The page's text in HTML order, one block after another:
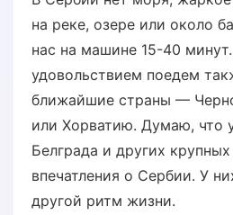
на реке, озере или около
нас на машине 15-40
удовольствием поедем
ближайшие страны —
или Хорватию. Думаю, что
Белграда и других
впечатления о Сербии. У
другой ритм жизни.